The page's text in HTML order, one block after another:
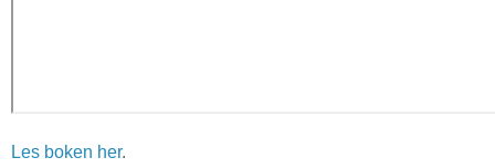
Les boken her.